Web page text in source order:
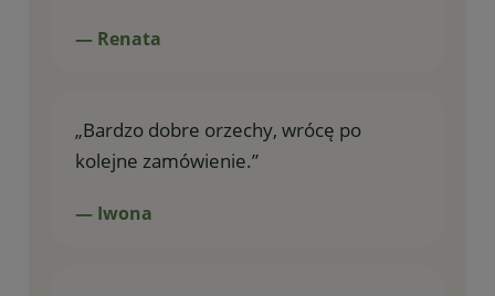
— Renata
„Bardzo dobre orzechy, wrócę po
kolejne zamówienie.”
— Iwona